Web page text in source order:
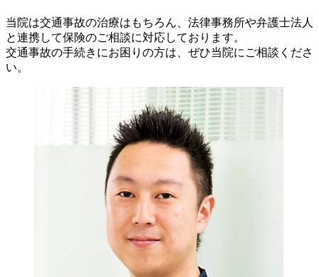
当院は交通事故の治療はもちろん、法律事務所や弁護士法人
と連携して保険のご相談に対応しております。
交通事故の手続きにお困りの方は、ぜひ当院にご相談くださ
い。